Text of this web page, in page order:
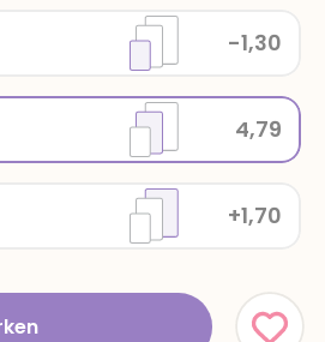
+1,70
4,79
-1,30